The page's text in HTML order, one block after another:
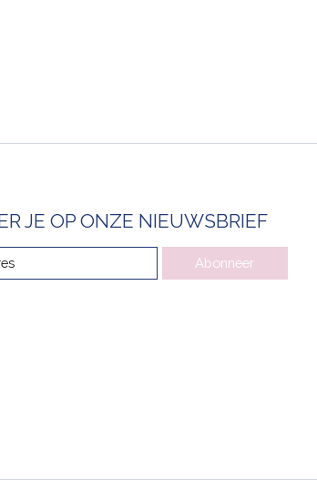
JE OP ONZE NIEUWSBRIEF
Abonneer